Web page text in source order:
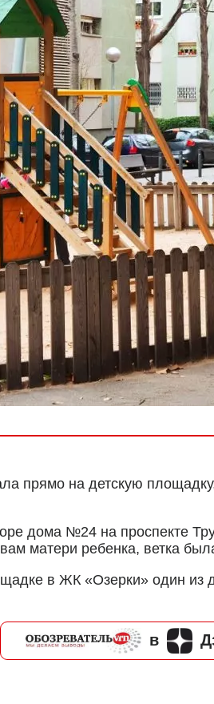
прямо на детскую
дома №24 на проспекте
матери ребенка, ветка
в ЖК «Озерки» один из
в